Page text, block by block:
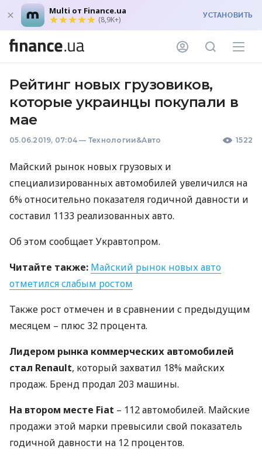
Multi от Finance.ua
(8,9K+) УСТАНОВИТЬ
Рейтинг новых грузовиков,
которые украинцы покупали в
мае
05.06.2019, 07:04 — Технологии&Авто 1522
Майский рынок новых грузовых и
специализированных автомобилей увеличился на
6% относительно показателя годичной давности и
составил 1133 реализованных авто.
Об этом сообщает Укравтопром.
Читайте также: Майский рынок новых авто
отметился слабым ростом
Также рост отмечен и в сравнении с предыдущим
месяцем – плюс 32 процента.
Лидером рынка коммерческих автомобилей
стал Renault, который захватил 18% майских
продаж. Бренд продал 203 машины.
На втором месте Fiat – 112 автомобилей. Майские
продажи этой марки превысили свой показатель
годичной давности на 12 процентов.